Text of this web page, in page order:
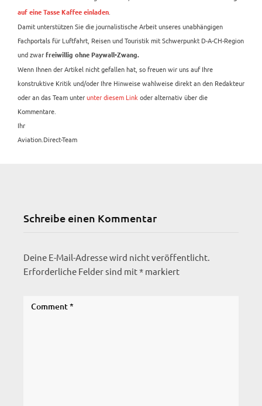
auf eine Tasse Kaffee einladen.
Damit unterstützen Sie die journalistische Arbeit unseres unabhängigen
Fachportals für Luftfahrt, Reisen und Touristik mit Schwerpunkt D-A-CH-Region
und zwar freiwillig ohne Paywall-Zwang.
Wenn Ihnen der Artikel nicht gefallen hat, so freuen wir uns auf Ihre
konstruktive Kritik und/oder Ihre Hinweise wahlweise direkt an den Redakteur
oder an das Team unterunter diesem Linkoder alternativ über die
Kommentare.
Ihr
Aviation.Direct-Team
Schreibe einen Kommentar
Deine E-Mail-Adresse wird nicht veröffentlicht.
Erforderliche Felder sind mit* markiert